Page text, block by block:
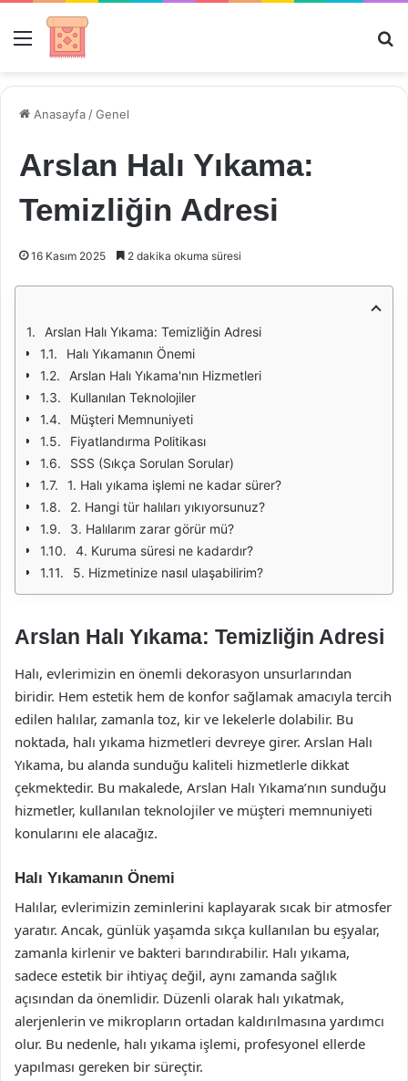
Menü
Anasayfa /Genel
Arslan Halı Yıkama:
Temizliğin Adresi
16 Kasım 2025 2 dakika okuma süresi
Arslan Halı Yıkama: Temizliğin Adresi
Halı Yıkamanın Önemi
Arslan Halı Yıkama'nın Hizmetleri
Kullanılan Teknolojiler
Müşteri Memnuniyeti
Fiyatlandırma Politikası
SSS (Sıkça Sorulan Sorular)
1. Halı yıkama işlemi ne kadar sürer?
2. Hangi tür halıları yıkıyorsunuz?
3. Halılarım zarar görür mü?
4. Kuruma süresi ne kadardır?
5. Hizmetinize nasıl ulaşabilirim?
Arslan Halı Yıkama: Temizliğin Adresi
Halı, evlerimizin en önemli dekorasyon unsurlarından
biridir. Hem estetik hem de konfor sağlamak amacıyla tercih
edilen halılar, zamanla toz, kir ve lekelerle dolabilir. Bu
noktada, halı yıkama hizmetleri devreye girer. Arslan Halı
Yıkama, bu alanda sunduğu kaliteli hizmetlerle dikkat
çekmektedir. Bu makalede, Arslan Halı Yıkama’nın sunduğu
hizmetler, kullanılan teknolojiler ve müşteri memnuniyeti
konularını ele alacağız.
Halı Yıkamanın Önemi
Halılar, evlerimizin zeminlerini kaplayarak sıcak bir atmosfer
yaratır. Ancak, günlük yaşamda sıkça kullanılan bu eşyalar,
zamanla kirlenir ve bakteri barındırabilir. Halı yıkama,
sadece estetik bir ihtiyaç değil, aynı zamanda sağlık
açısından da önemlidir. Düzenli olarak halı yıkatmak,
alerjenlerin ve mikropların ortadan kaldırılmasına yardımcı
olur. Bu nedenle, halı yıkama işlemi, profesyonel ellerde
yapılması gereken bir süreçtir.